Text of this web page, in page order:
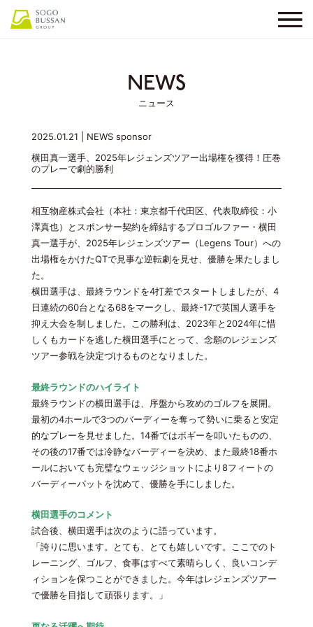
NEWS
ニュース
2025.01.21 | NEWS sponsor
横田真一選手、2025年レジェンズツアー出場権を獲得！圧巻
のプレーで劇的勝利
相互物産株式会社（本社：東京都千代田区、代表取締役：小
澤真也）とスポンサー契約を締結するプロゴルファー・横田
真一選手が、2025年レジェンズツアー（Legens Tour）への
出場権をかけたQTで見事な逆転劇を見せ、優勝を果たしまし
た。
横田選手は、最終ラウンドを4打差でスタートしましたが、4
日連続の60台となる68をマークし、最終-17で英国人選手を
抑え大会を制しました。この勝利は、2023年と2024年に惜
しくもカードを逃した横田選手にとって、念願のレジェンズ
ツアー参戦を決定づけるものとなりました。
最終ラウンドのハイライト
最終ラウンドの横田選手は、序盤から攻めのゴルフを展開。
最初の4ホールで3つのバーディーを奪って勢いに乗ると安定
的なプレーを見せました。14番ではボギーを叩いたものの、
その後の17番では冷静なバーディーを決め、また最終18番ホ
ールにおいても完璧なウェッジショットにより8フィートの
バーディーパットを沈めて、優勝を手にしました。
横田選手のコメント
試合後、横田選手は次のように語っています。
「誇りに思います。とても、とても嬉しいです。ここでのト
レーニング、ゴルフ、食事はすべて素晴らしく、良いコンデ
ィションを保つことができました。今年はレジェンズツアー
で優勝を目指して頑張ります。」